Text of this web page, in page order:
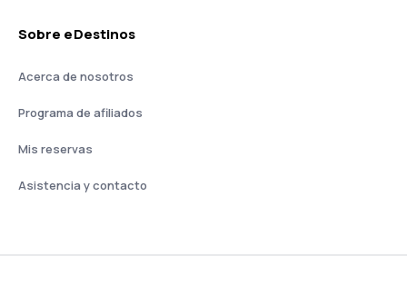
Sobre eDestinos
Acerca de nosotros
Programa de afiliados
Mis reservas
Asistencia y contacto